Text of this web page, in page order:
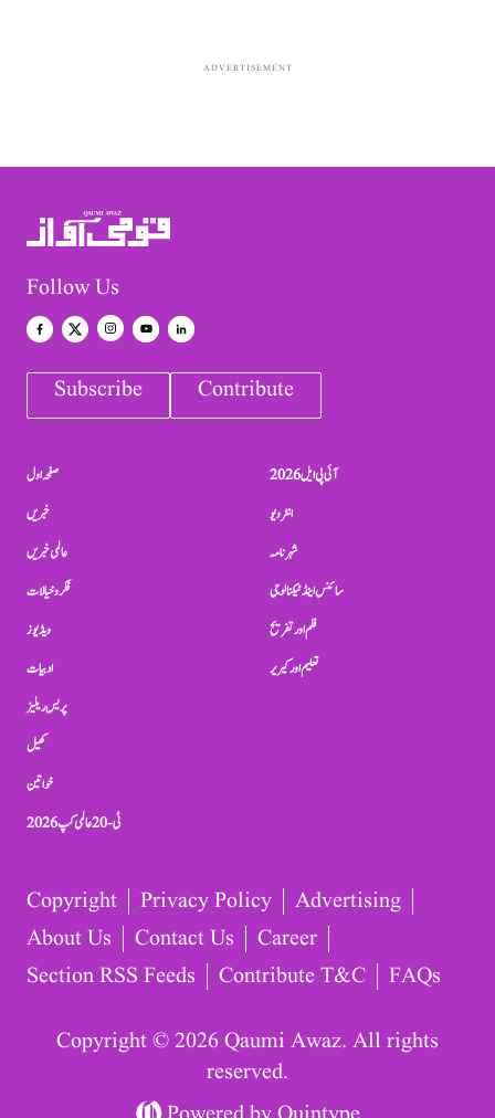
ADVERTISEMENT
Follow Us
Subscribe Contribute
صفحہ اول
خبریں
عالمی خبریں
فکر و خیالات
ویڈیوز
ادبیات
پریس ریلیز
کھیل
خواتین
ٹی-20 عالمی کپ 2026
آئی پی ایل 2026
انٹرویو
شہرنامہ
سائنس اینڈ ٹیکنالوجی
فلم اور تفریح
تعلیم اور کیریر
Copyright Privacy Policy
Advertising
About Us
Contact Us
Career
Section RSS Feeds
Contribute T&C FAQs
Copyright © 2026 Qaumi Awaz. All rights
reserved.